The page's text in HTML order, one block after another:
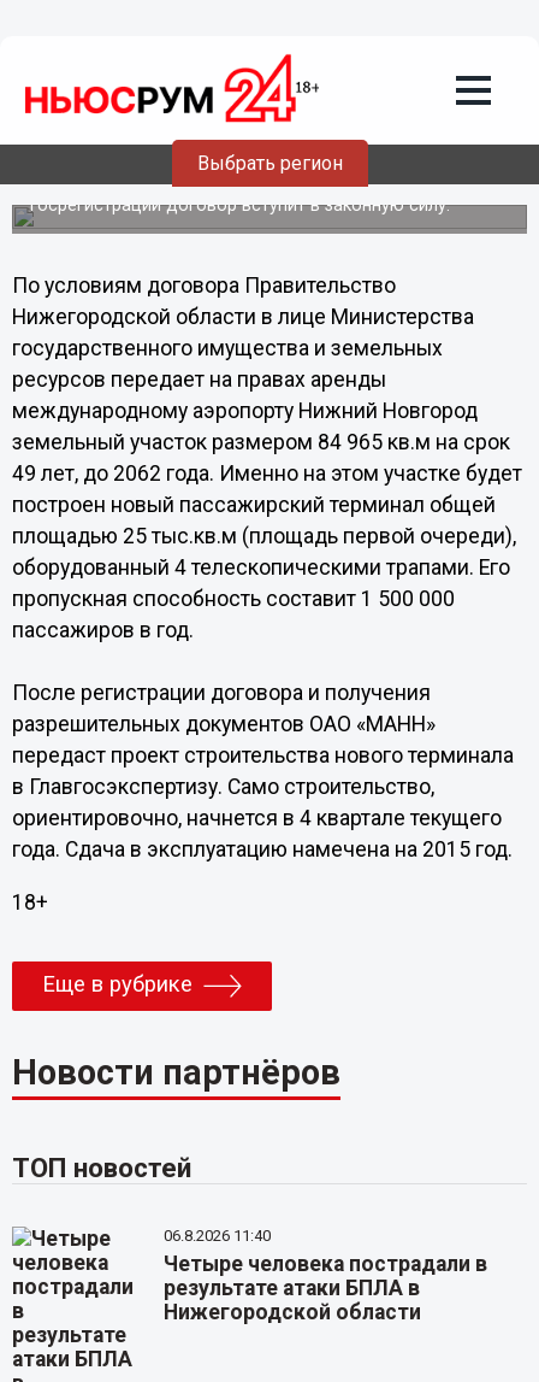
Выбрать регион
Нижегородской области заключили
договор аренды земельного участка
для строительства нового терминала
7 августа договор передан в Управление Федеральной
службы государственной регистрации, кадастра и
картографии по Нижегородской области. После
госрегистрации договор вступит в законную силу.
По условиям договора Правительство
Нижегородской области в лице Министерства
государственного имущества и земельных
ресурсов передает на правах аренды
международному аэропорту Нижний Новгород
земельный участок размером 84 965 кв.м на срок
49 лет, до 2062 года. Именно на этом участке будет
построен новый пассажирский терминал общей
площадью 25 тыс.кв.м (площадь первой очереди),
оборудованный 4 телескопическими трапами. Его
пропускная способность составит 1 500 000
пассажиров в год.
После регистрации договора и получения
разрешительных документов ОАО «МАНН»
передаст проект строительства нового терминала
в Главгосэкспертизу. Само строительство,
ориентировочно, начнется в 4 квартале текущего
года. Сдача в эксплуатацию намечена на 2015 год.
18+
Еще в рубрике
Новости партнёров
ТОП новостей
06.8.2026 11:40
Четыре человека пострадали в
результате атаки БПЛА в
Нижегородской области